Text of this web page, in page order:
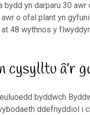
bydd yn darparu 30
o ofal plant yn
48 wythnos y
â’r
byddwch
ddefnyddiol i